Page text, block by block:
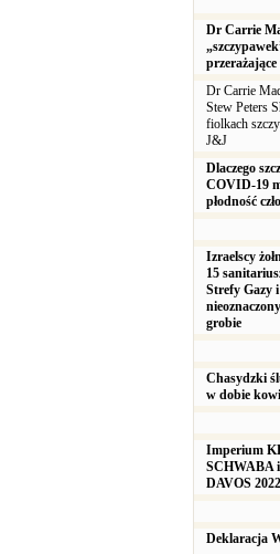
Dr Carrie
Dr Carrie
Stew Peters
fiolkach
J&J
Dlaczego
COVID-19
płodność
Izraelscy
15
Strefy Gazy
grobie
Chasydzki
w dobie
Imperium
SCHWABA
DAVOS
Deklaracja